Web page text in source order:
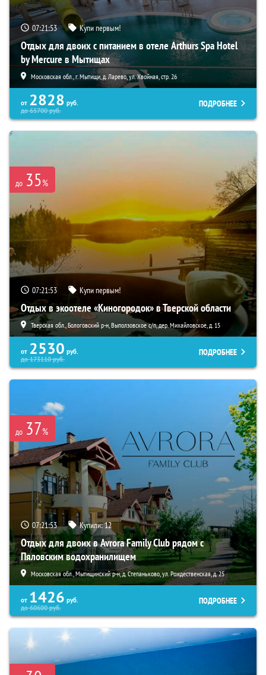
07:21:52 Купи первым!
Отдых для двоих с питанием в отеле Arthurs Spa Hotel
by Mercure в Мытищах
Московская обл., г. Мытищи, д. Ларево, ул. Хвойная, стр. 26
от 2828 руб.
до65700руб.
ПОДРОБНЕЕ
до 35%
07:21:52 Купи первым!
Отдых в экоотеле «Киногородок» в Тверской области
Тверская обл., Бологовский р-н, Выползовское с/п, дер. Михайловское, д. 15
от 2530 руб.
до173110руб.
ПОДРОБНЕЕ
до 37%
07:21:52 Купили:12
Отдых для двоих в Avrora Family Club рядом с
Пяловским водохранилищем
Московская обл., Мытищинский р-н, д. Степаньково, ул. Рождественская, д. 25
от 1426 руб.
до60600руб.
ПОДРОБНЕЕ